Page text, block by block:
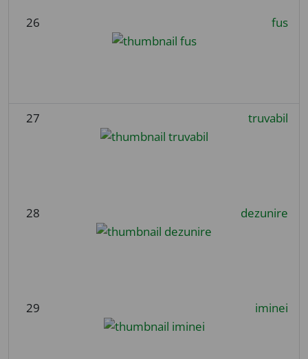
26 fus
27 truvabil
28 dezunire
29 iminei